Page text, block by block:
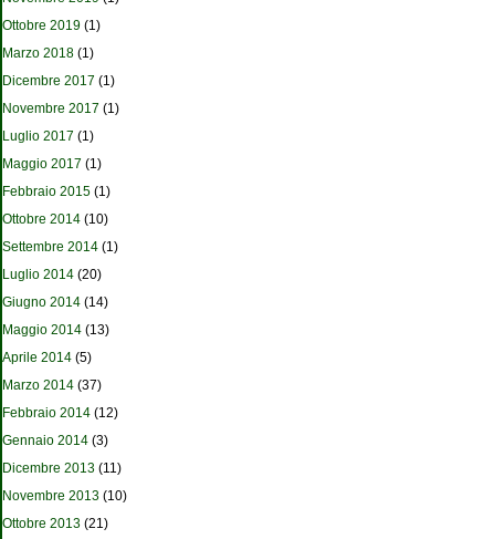
Ottobre 2019 (1)
Marzo 2018 (1)
Dicembre 2017 (1)
Novembre 2017 (1)
Luglio 2017 (1)
Maggio 2017 (1)
Febbraio 2015 (1)
Ottobre 2014 (10)
Settembre 2014 (1)
Luglio 2014 (20)
Giugno 2014 (14)
Maggio 2014 (13)
Aprile 2014 (5)
Marzo 2014 (37)
Febbraio 2014 (12)
Gennaio 2014 (3)
Dicembre 2013 (11)
Novembre 2013 (10)
Ottobre 2013 (21)